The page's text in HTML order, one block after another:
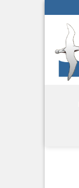
au
contenu